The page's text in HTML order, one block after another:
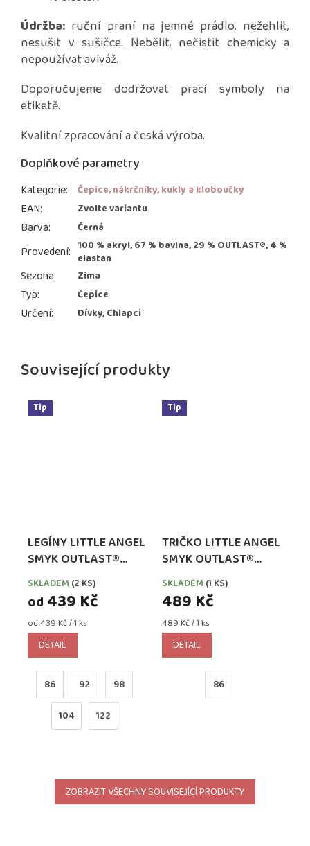
Související produkty
Tip
LEGÍNY LITTLE ANGEL
SMYK OUTLAST®
RŮŽOVÉ
SKLADEM (2 KS)
od 439 Kč
Měrná
cena:
od 439 Kč / 1 ks
DETAIL
86 92 98
104 122
Tip
TRIČKO LITTLE ANGEL
SMYK OUTLAST®
DLOUHÝ RUKÁV -
FIALOVÁ VÍLA
SKLADEM (1 KS)
489 Kč
Měrná
cena:
489 Kč / 1 ks
DETAIL
86
ZOBRAZIT VŠECHNY SOUVISEJÍCÍ PRODUKTY
Údržba: ruční praní na jemné prádlo, nežehlit,
nesušit v sušičce. Nebělit, nečistit chemicky a
nepoužívat aviváž.
Doporučujeme dodržovat prací symboly na
etiketě.
Kvalitní zpracování a česká výroba.
Doplňkové parametry
Kategorie: Čepice, nákrčníky, kukly a kloboučky
EAN: Zvolte variantu
Barva: Černá
Provedení: 100 % akryl, 67 % bavlna, 29 % OUTLAST®, 4 %
elastan
Sezona: Zima
Typ: Čepice
Určení: Dívky, Chlapci